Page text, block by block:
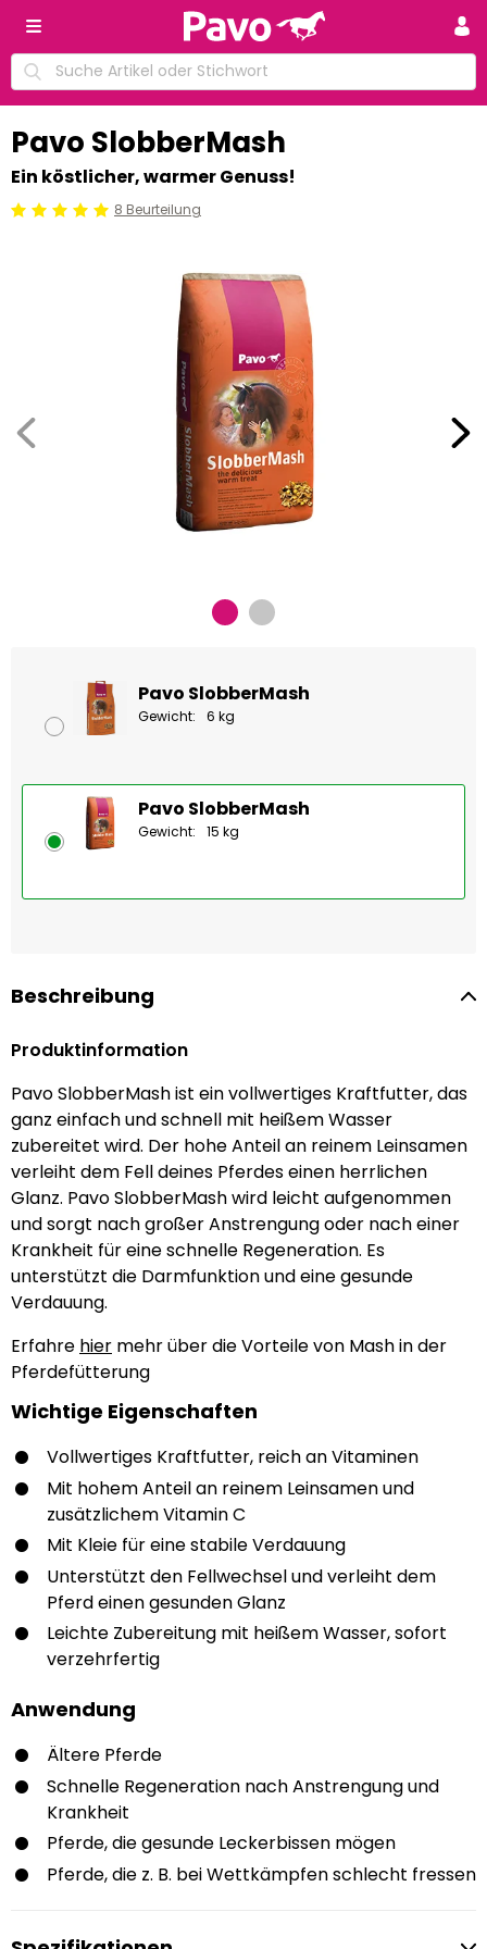
Pavo SlobberMash
Ein köstlicher, warmer Genuss!
Beoordeling: 5/5 8 Beurteilung
Pavo SlobberMash
Gewicht: 6 kg
Pavo SlobberMash
Gewicht: 15 kg
Beschreibung
Produktinformation
Pavo SlobberMash ist ein vollwertiges Kraftfutter, das
ganz einfach und schnell mit heißem Wasser
zubereitet wird. Der hohe Anteil an reinem Leinsamen
verleiht dem Fell deines Pferdes einen herrlichen
Glanz. Pavo SlobberMash wird leicht aufgenommen
und sorgt nach großer Anstrengung oder nach einer
Krankheit für eine schnelle Regeneration. Es
unterstützt die Darmfunktion und eine gesunde
Verdauung.
Erfahre hier mehr über die Vorteile von Mash in der
Pferdefütterung
Wichtige Eigenschaften
Vollwertiges Kraftfutter, reich an Vitaminen
Mit hohem Anteil an reinem Leinsamen und
zusätzlichem Vitamin C
Mit Kleie für eine stabile Verdauung
Unterstützt den Fellwechsel und verleiht dem
Pferd einen gesunden Glanz
Leichte Zubereitung mit heißem Wasser, sofort
verzehrfertig
Anwendung
Ältere Pferde
Schnelle Regeneration nach Anstrengung und
Krankheit
Pferde, die gesunde Leckerbissen mögen
Pferde, die z. B. bei Wettkämpfen schlecht fressen